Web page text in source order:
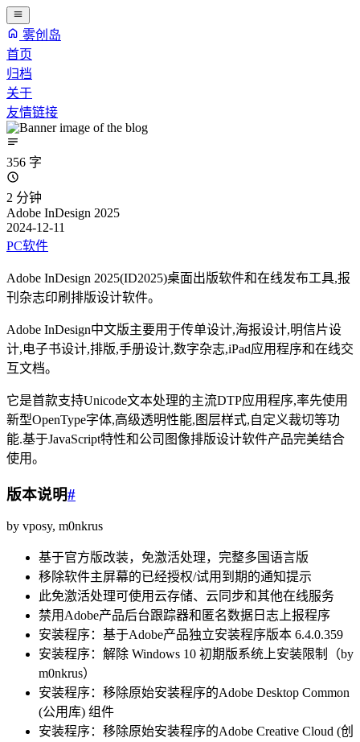
雾创岛
首页
归档
关于
友情链接
356 字
2 分钟
Adobe InDesign 2025
2024-12-11
PC软件
Adobe InDesign 2025(ID2025)桌面出版软件和在线发布工具,报
刊杂志印刷排版设计软件。
Adobe InDesign中文版主要用于传单设计,海报设计,明信片设
计,电子书设计,排版,手册设计,数字杂志,iPad应用程序和在线交
互文档。
它是首款支持Unicode文本处理的主流DTP应用程序,率先使用
新型OpenType字体,高级透明性能,图层样式,自定义裁切等功
能.基于JavaScript特性和公司图像排版设计软件产品完美结合
使用。
版本说明#
by vposy, m0nkrus
基于官方版改装，免激活处理，完整多国语言版
移除软件主屏幕的已经授权/试用到期的通知提示
此免激活处理可使用云存储、云同步和其他在线服务
禁用Adobe产品后台跟踪器和匿名数据日志上报程序
安装程序：基于Adob​​e产品独立安装程序版本 6.4.0.359
安装程序：解除 Windows 10 初期版系统上安装限制（by
m0nkrus）
安装程序：移除原始安装程序的Adobe Desktop Common
(公用库) 组件
安装程序：移除原始安装程序的Adobe Creative Cloud (创